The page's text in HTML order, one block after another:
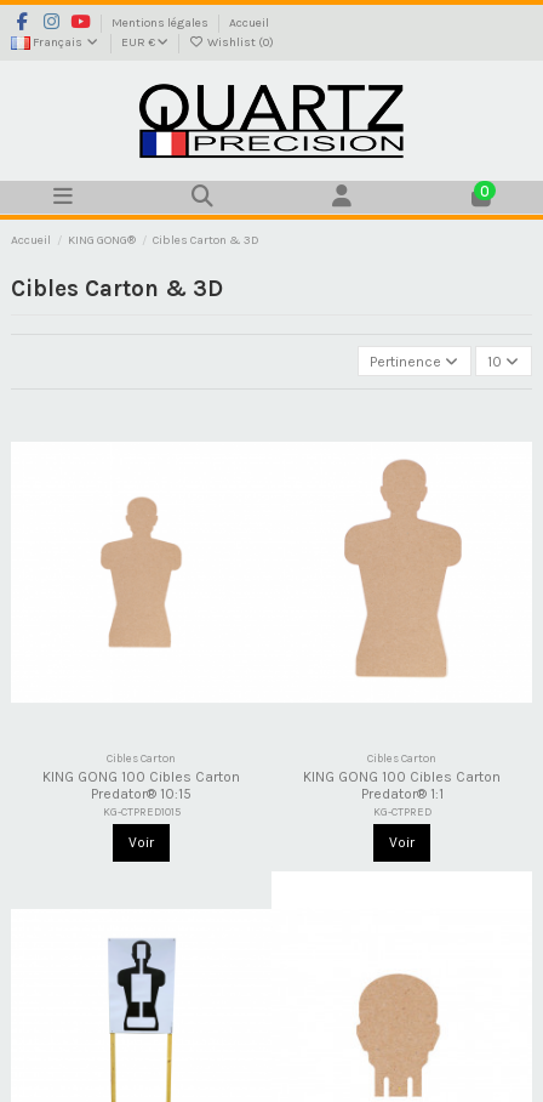
Mentions légales
Accueil
Français
EUR € Wishlist (0)
0
Accueil KING GONG® Cibles Carton & 3D
Cibles Carton & 3D
Pertinence 10
Cibles Carton
KING GONG 100 Cibles Carton
Predator® 10:15
KG-CTPRED1015
Voir
Cibles Carton
KING GONG 100 Cibles Carton
Predator® 1:1
KG-CTPRED
Voir